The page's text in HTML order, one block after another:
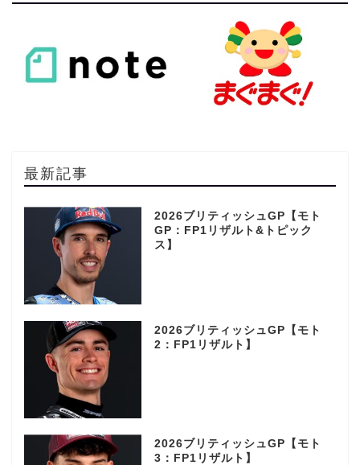
最新記事
2026ブリティッシュGP【モト
GP：FP1リザルト&トピック
ス】
2026ブリティッシュGP【モト
2：FP1リザルト】
2026ブリティッシュGP【モト
3：FP1リザルト】